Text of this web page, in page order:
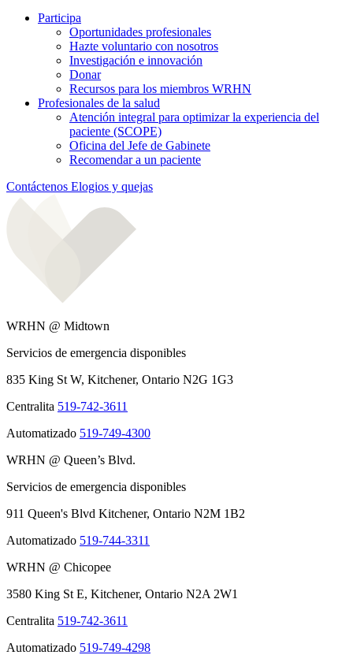
Participa
Oportunidades profesionales
Hazte voluntario con nosotros
Investigación e innovación
Donar
Recursos para los miembros WRHN
Profesionales de la salud
Atención integral para optimizar la experiencia del
paciente (SCOPE)
Oficina del Jefe de Gabinete
Recomendar a un paciente
Contáctenos Elogios y quejas
WRHN @ Midtown
Servicios de emergencia disponibles
835 King St W, Kitchener, Ontario N2G 1G3
Centralita 519-742-3611
Automatizado 519-749-4300
WRHN @ Queen’s Blvd.
Servicios de emergencia disponibles
911 Queen's Blvd Kitchener, Ontario N2M 1B2
Automatizado 519-744-3311
WRHN @ Chicopee
3580 King St E, Kitchener, Ontario N2A 2W1
Centralita 519-742-3611
Automatizado 519-749-4298